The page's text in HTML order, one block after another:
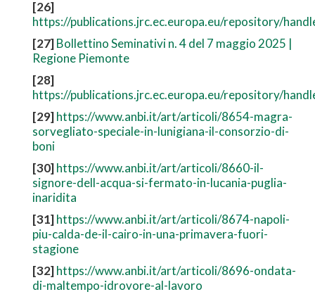
[26]
https://publications.jrc.ec.europa.eu/repository/
[27]Bollettino Seminativi n. 4 del 7 maggio 2025 |
Regione Piemonte
[28]
https://publications.jrc.ec.europa.eu/repository/
[29]https://www.anbi.it/art/articoli/8654-magra-
sorvegliato-speciale-in-lunigiana-il-consorzio-di-
boni
[30]https://www.anbi.it/art/articoli/8660-il-
signore-dell-acqua-si-fermato-in-lucania-puglia-
inaridita
[31]https://www.anbi.it/art/articoli/8674-napoli-
piu-calda-de-il-cairo-in-una-primavera-fuori-
stagione
[32]https://www.anbi.it/art/articoli/8696-ondata-
di-maltempo-idrovore-al-lavoro